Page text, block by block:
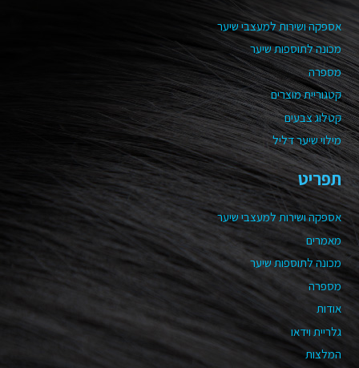
אספקה ושירות למעצבי שיער
מכונה לתוספות שיער
מספרה
קטגוריית מוצרים
קטלוג צבעים
מילוי שיער דליל
תפריט
אספקה ושירות למעצבי שיער
מאמרים
מכונה לתוספות שיער
מספרה
אודות
גלריית וידאו
המלצות